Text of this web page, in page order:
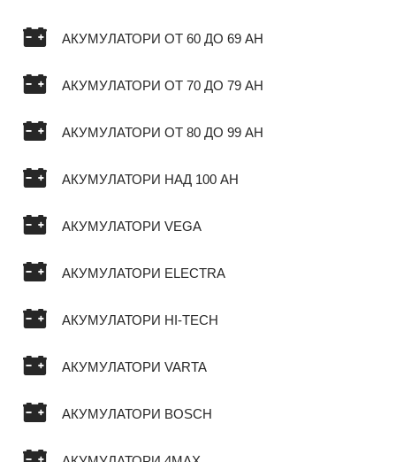
АКУМУЛАТОРИ ОТ 60 ДО 69 AH
АКУМУЛАТОРИ ОТ 70 ДО 79 AH
АКУМУЛАТОРИ ОТ 80 ДО 99 AH
АКУМУЛАТОРИ НАД 100 AH
АКУМУЛАТОРИ VEGA
АКУМУЛАТОРИ ELECTRA
АКУМУЛАТОРИ HI-TECH
АКУМУЛАТОРИ VARTA
АКУМУЛАТОРИ BOSCH